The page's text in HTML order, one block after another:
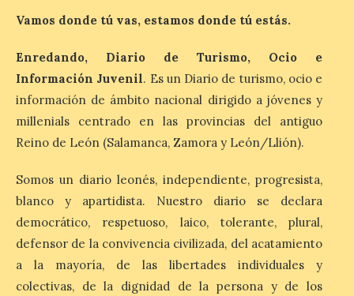
de agosto a las doce y
minerales, rocas y fósiles de Castilla y
León’, podrá visitarse hasta finales del
La Bañeza inicia sus
cargo de Arturo Martínez
Matilla
8 Ago 2026
Bañeza designa a Arturo
Vamos donde tú vas, estamos donde tú estás.
Enredando, Diario de Turismo, Ocio e
Información Juvenil. Es un Diario de turismo, ocio e
información de ámbito nacional dirigido a jóvenes y
millenials centrado en las provincias del antiguo
Reino de León (Salamanca, Zamora y León/Llión).
Somos un diario leonés, independiente, progresista,
blanco y apartidista. Nuestro diario se declara
democrático, respetuoso, laico, tolerante, plural,
defensor de la convivencia civilizada, del acatamiento
a la mayoría, de las libertades individuales y
colectivas, de la dignidad de la persona y de los